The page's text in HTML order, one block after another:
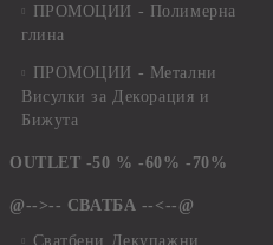
ПРОМОЦИИ - Полимерна
глина
ПРОМОЦИИ - Метални
Висулки за Декорация и
Бижута
OUTLET -50 % -60% -70%
@-->-- СВАТБА --<--@
Сватбени Декупажни